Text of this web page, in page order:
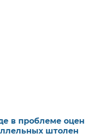
в проблеме
штолен